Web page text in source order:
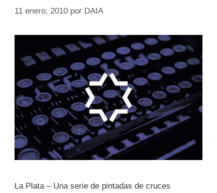
11 enero, 2010 por DAIA
La Plata – Una serie de pintadas de cruces